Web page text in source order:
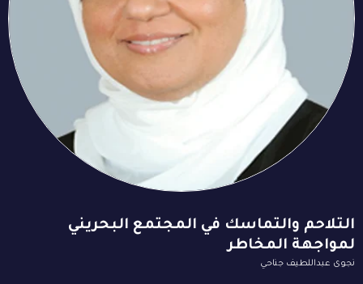
التلاحم والتماسك في المجتمع البحريني
لمواجهة المخاطر
نجوى عبداللطيف جناحي